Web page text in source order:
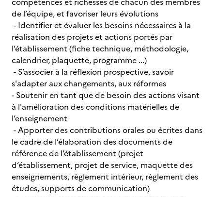
de l’équipe, et favoriser leurs évolutions
- Identifier et évaluer les besoins nécessaires à la
réalisation des projets et actions portés par
l’établissement (fiche technique, méthodologie,
calendrier, plaquette, programme ...)
- S’associer à la réflexion prospective, savoir
s'adapter aux changements, aux réformes
- Soutenir en tant que de besoin des actions visant
à l'amélioration des conditions matérielles de
l’enseignement
- Apporter des contributions orales ou écrites dans
le cadre de l’élaboration des documents de
référence de l’établissement (projet
d’établissement, projet de service, maquette des
enseignements, règlement intérieur, règlement des
études, supports de communication)